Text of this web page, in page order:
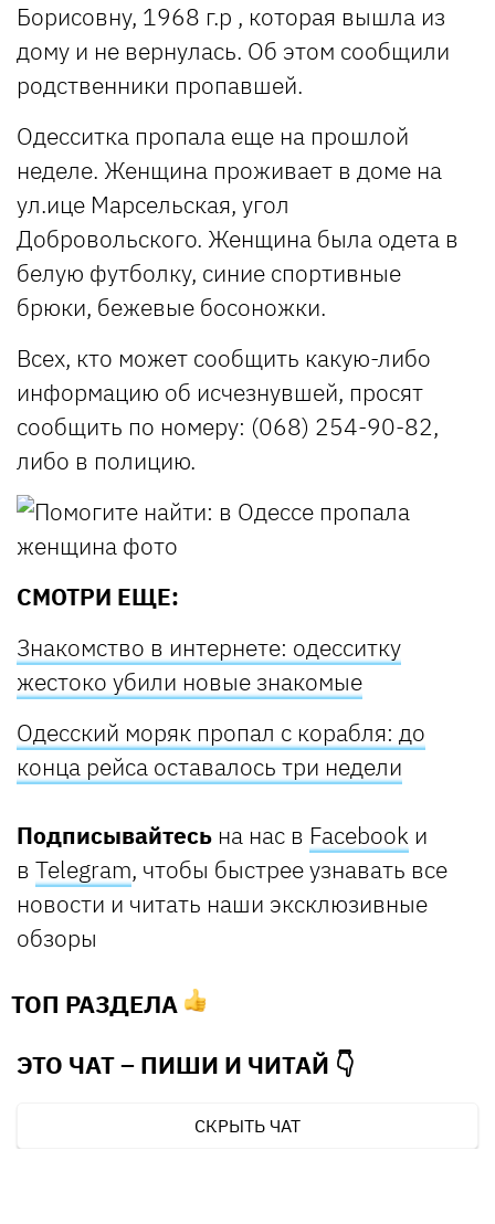
Борисовну, 1968 г.р , которая вышла из
дому и не вернулась. Об этом сообщили
родственники пропавшей.
Одесситка пропала еще на прошлой
неделе. Женщина проживает в доме на
ул.ице Марсельская, угол
Добровольского. Женщина была одета в
белую футболку, синие спортивные
брюки, бежевые босоножки.
Всех, кто может сообщить какую-либо
информацию об исчезнувшей, просят
сообщить по номеру: (068) 254-90-82,
либо в полицию.
СМОТРИ ЕЩЕ:
Знакомство в интернете: одесситку
жестоко убили новые знакомые
Одесский моряк пропал с корабля: до
конца рейса оставалось три недели
Подписывайтесь на нас в Facebook и
в Telegram, чтобы быстрее узнавать все
новости и читать наши эксклюзивные
обзоры
ТОП РАЗДЕЛА
ЭТО ЧАТ – ПИШИ И ЧИТАЙ 👇
СКРЫТЬ ЧАТ